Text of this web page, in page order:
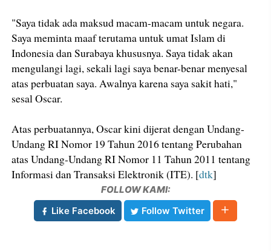
"Saya tidak ada maksud macam-macam untuk negara.
Saya meminta maaf terutama untuk umat Islam di
Indonesia dan Surabaya khususnya. Saya tidak akan
mengulangi lagi, sekali lagi saya benar-benar menyesal
atas perbuatan saya. Awalnya karena saya sakit hati,"
sesal Oscar.
Atas perbuatannya, Oscar kini dijerat dengan Undang-
Undang RI Nomor 19 Tahun 2016 tentang Perubahan
atas Undang-Undang RI Nomor 11 Tahun 2011 tentang
Informasi dan Transaksi Elektronik (ITE). [dtk]
FOLLOW KAMI:
Like Facebook
Follow Twitter